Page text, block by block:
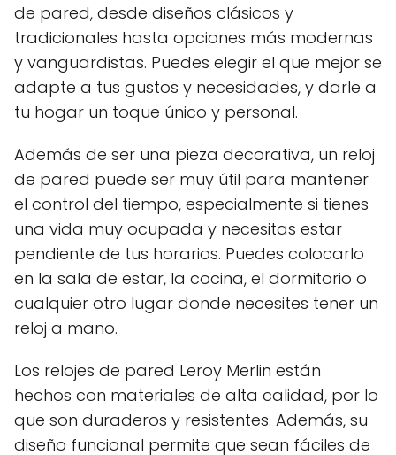
de pared, desde diseños clásicos y
tradicionales hasta opciones más modernas
y vanguardistas. Puedes elegir el que mejor se
adapte a tus gustos y necesidades, y darle a
tu hogar un toque único y personal.
Además de ser una pieza decorativa, un reloj
de pared puede ser muy útil para mantener
el control del tiempo, especialmente si tienes
una vida muy ocupada y necesitas estar
pendiente de tus horarios. Puedes colocarlo
en la sala de estar, la cocina, el dormitorio o
cualquier otro lugar donde necesites tener un
reloj a mano.
Los relojes de pared Leroy Merlin están
hechos con materiales de alta calidad, por lo
que son duraderos y resistentes. Además, su
diseño funcional permite que sean fáciles de